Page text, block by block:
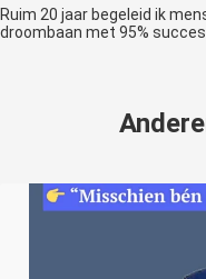
Ruim 20 jaar begeleid ik
droombaan met 95%